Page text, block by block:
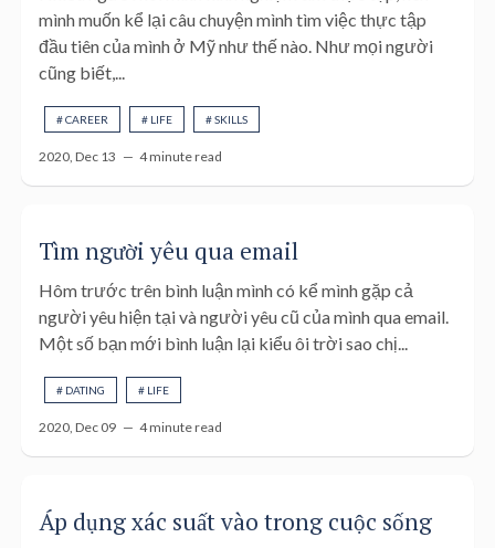
mình muốn kể lại câu chuyện mình tìm việc thực tập
đầu tiên của mình ở Mỹ như thế nào. Như mọi người
cũng biết,...
# CAREER # LIFE # SKILLS
2020, Dec 13 — 4 minute read
Tìm người yêu qua email
Hôm trước trên bình luận mình có kể mình gặp cả
người yêu hiện tại và người yêu cũ của mình qua email.
Một số bạn mới bình luận lại kiểu ôi trời sao chị...
# DATING # LIFE
2020, Dec 09 — 4 minute read
Áp dụng xác suất vào trong cuộc sống